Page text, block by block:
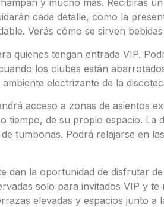
y mucho más. Recibirás
cada detalle, como la
Verás cómo se sirven
quienes tengan entrada VIP.
los clubes están
electrizante de la
acceso a zonas de asientos
tiempo, de su propio espacio. La
tumbonas. Podrá relajarse en
dan la oportunidad de disfrutar
solo para invitados VIP y
elevadas y espacios junto a